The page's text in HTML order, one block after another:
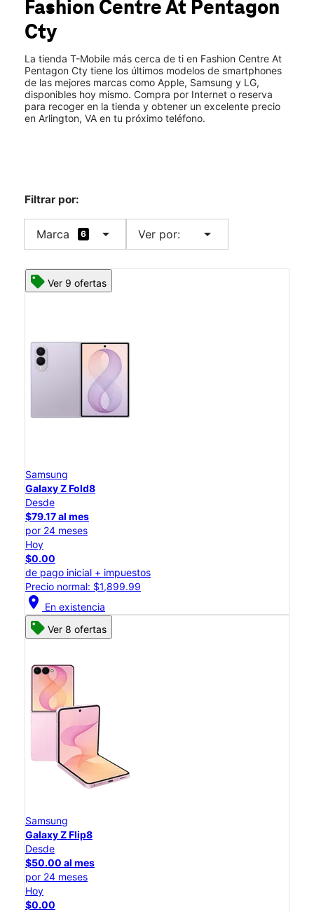
Mié.:10:00 a.m. a 9:00 p.m.
1100 S Hayes St Ste W07 Arlington, VA 22202
Fashion Centre At Pentagon
Cty
La tienda T-Mobile más cerca de ti en Fashion Centre At
Pentagon Cty tiene los últimos modelos de smartphones
de las mejores marcas como Apple, Samsung y LG,
disponibles hoy mismo. Compra por Internet o reserva
para recoger en la tienda y obtener un excelente precio
en Arlington, VA en tu próximo teléfono.
Filtrar por:
Marca 6 arrow_drop_down Ver por: arrow_drop_down
Ver 9 ofertas
Samsung
Galaxy Z Fold8
Desde
$79.17 al mes
por 24 meses
Hoy
$0.00
de pago inicial + impuestos
Precio normal: $1,899.99
location_on En existencia
Ver 8 ofertas
Samsung
Galaxy Z Flip8
Desde
$50.00 al mes
por 24 meses
Hoy
$0.00